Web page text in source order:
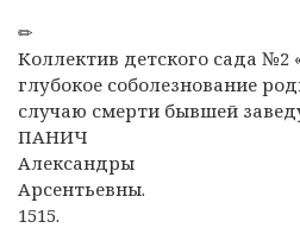
✏
Коллектив детского сада
глубокое соболезнование
случаю смерти бывшей
ПАНИЧ
Александры
Арсентьевны.
1515.